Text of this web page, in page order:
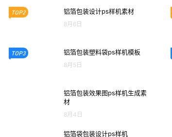
TOP2 铝箔包装设计ps样机素材
8月6日
TOP3 铝箔包装塑料袋ps样机模板
8月5日
铝箔包装效果图ps样机生成素
材
8月4日
铝箔袋包装设计ps样机